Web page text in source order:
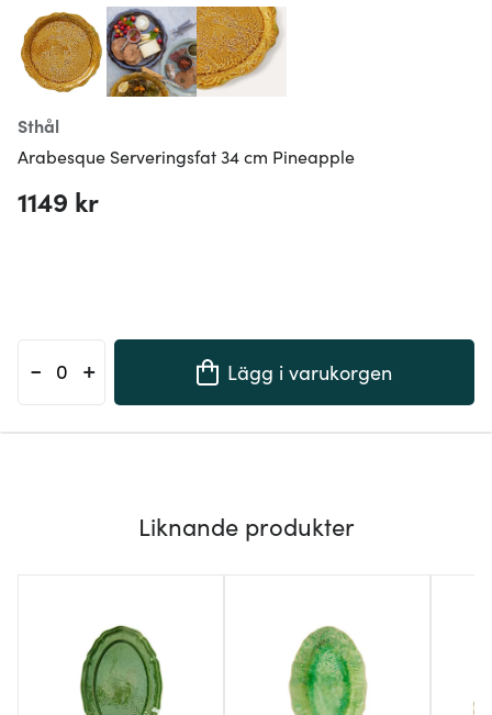
Sthål
Arabesque Serveringsfat 34 cm Pineapple
1149 kr
- + Lägg i varukorgen
Liknande produkter